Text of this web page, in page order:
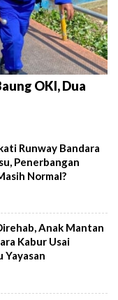
OKI, Dua
Runway Bandara
Penerbangan
Normal?
Anak Mantan
Kabur Usai
Yayasan